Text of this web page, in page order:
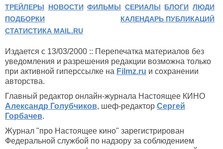
ТРЕЙЛЕРЫ НОВОСТИ ФИЛЬМЫ СЕРИАЛЫ БЛОГИ ЛЮДИ
ПОДБОРКИ
КАЛЕНДАРЬ ПУБЛИКАЦИЙ
СТАТИСТИКА MAIL.RU
Издается с 13/03/2000 :: Перепечатка материалов без
уведомления и разрешения редакции возможна только
при активной гиперссылке на Filmz.ru и сохранении
авторства.
Главный редактор онлайн-журнала Настоящее КИНО
Александр Голубчиков, шеф-редактор Сергей
Горбачев.
Журнал "про Настоящее кино" зарегистрирован
Федеральной службой по надзору за соблюдением